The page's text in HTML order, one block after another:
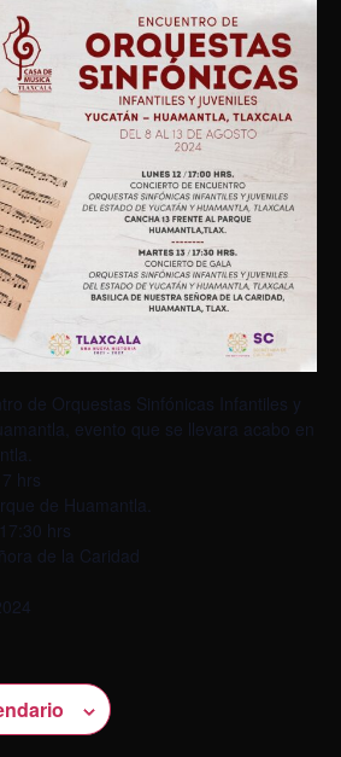
de Orquestas Sinfónicas Infantiles y
evento que se llevara acabo en
hrs
de Huamantla.
hrs
de la Caridad